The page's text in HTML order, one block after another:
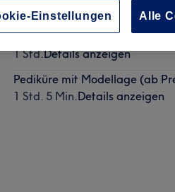
50 Min.Details anzeigen
Pediküre mit French Shellac
1 Std.Details anzeigen
Pediküre mit Modellage (ab
1 Std. 5 Min.Details anzeigen
Einstellungen Alle